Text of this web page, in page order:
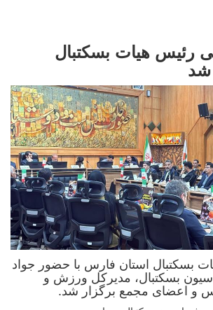
رئیس هیات بسکتبال
شد
بسکتبال استان فارس با حضور جواد
بسکتبال، مدیرکل ورزش و
و اعضای مجمع برگزار شد.